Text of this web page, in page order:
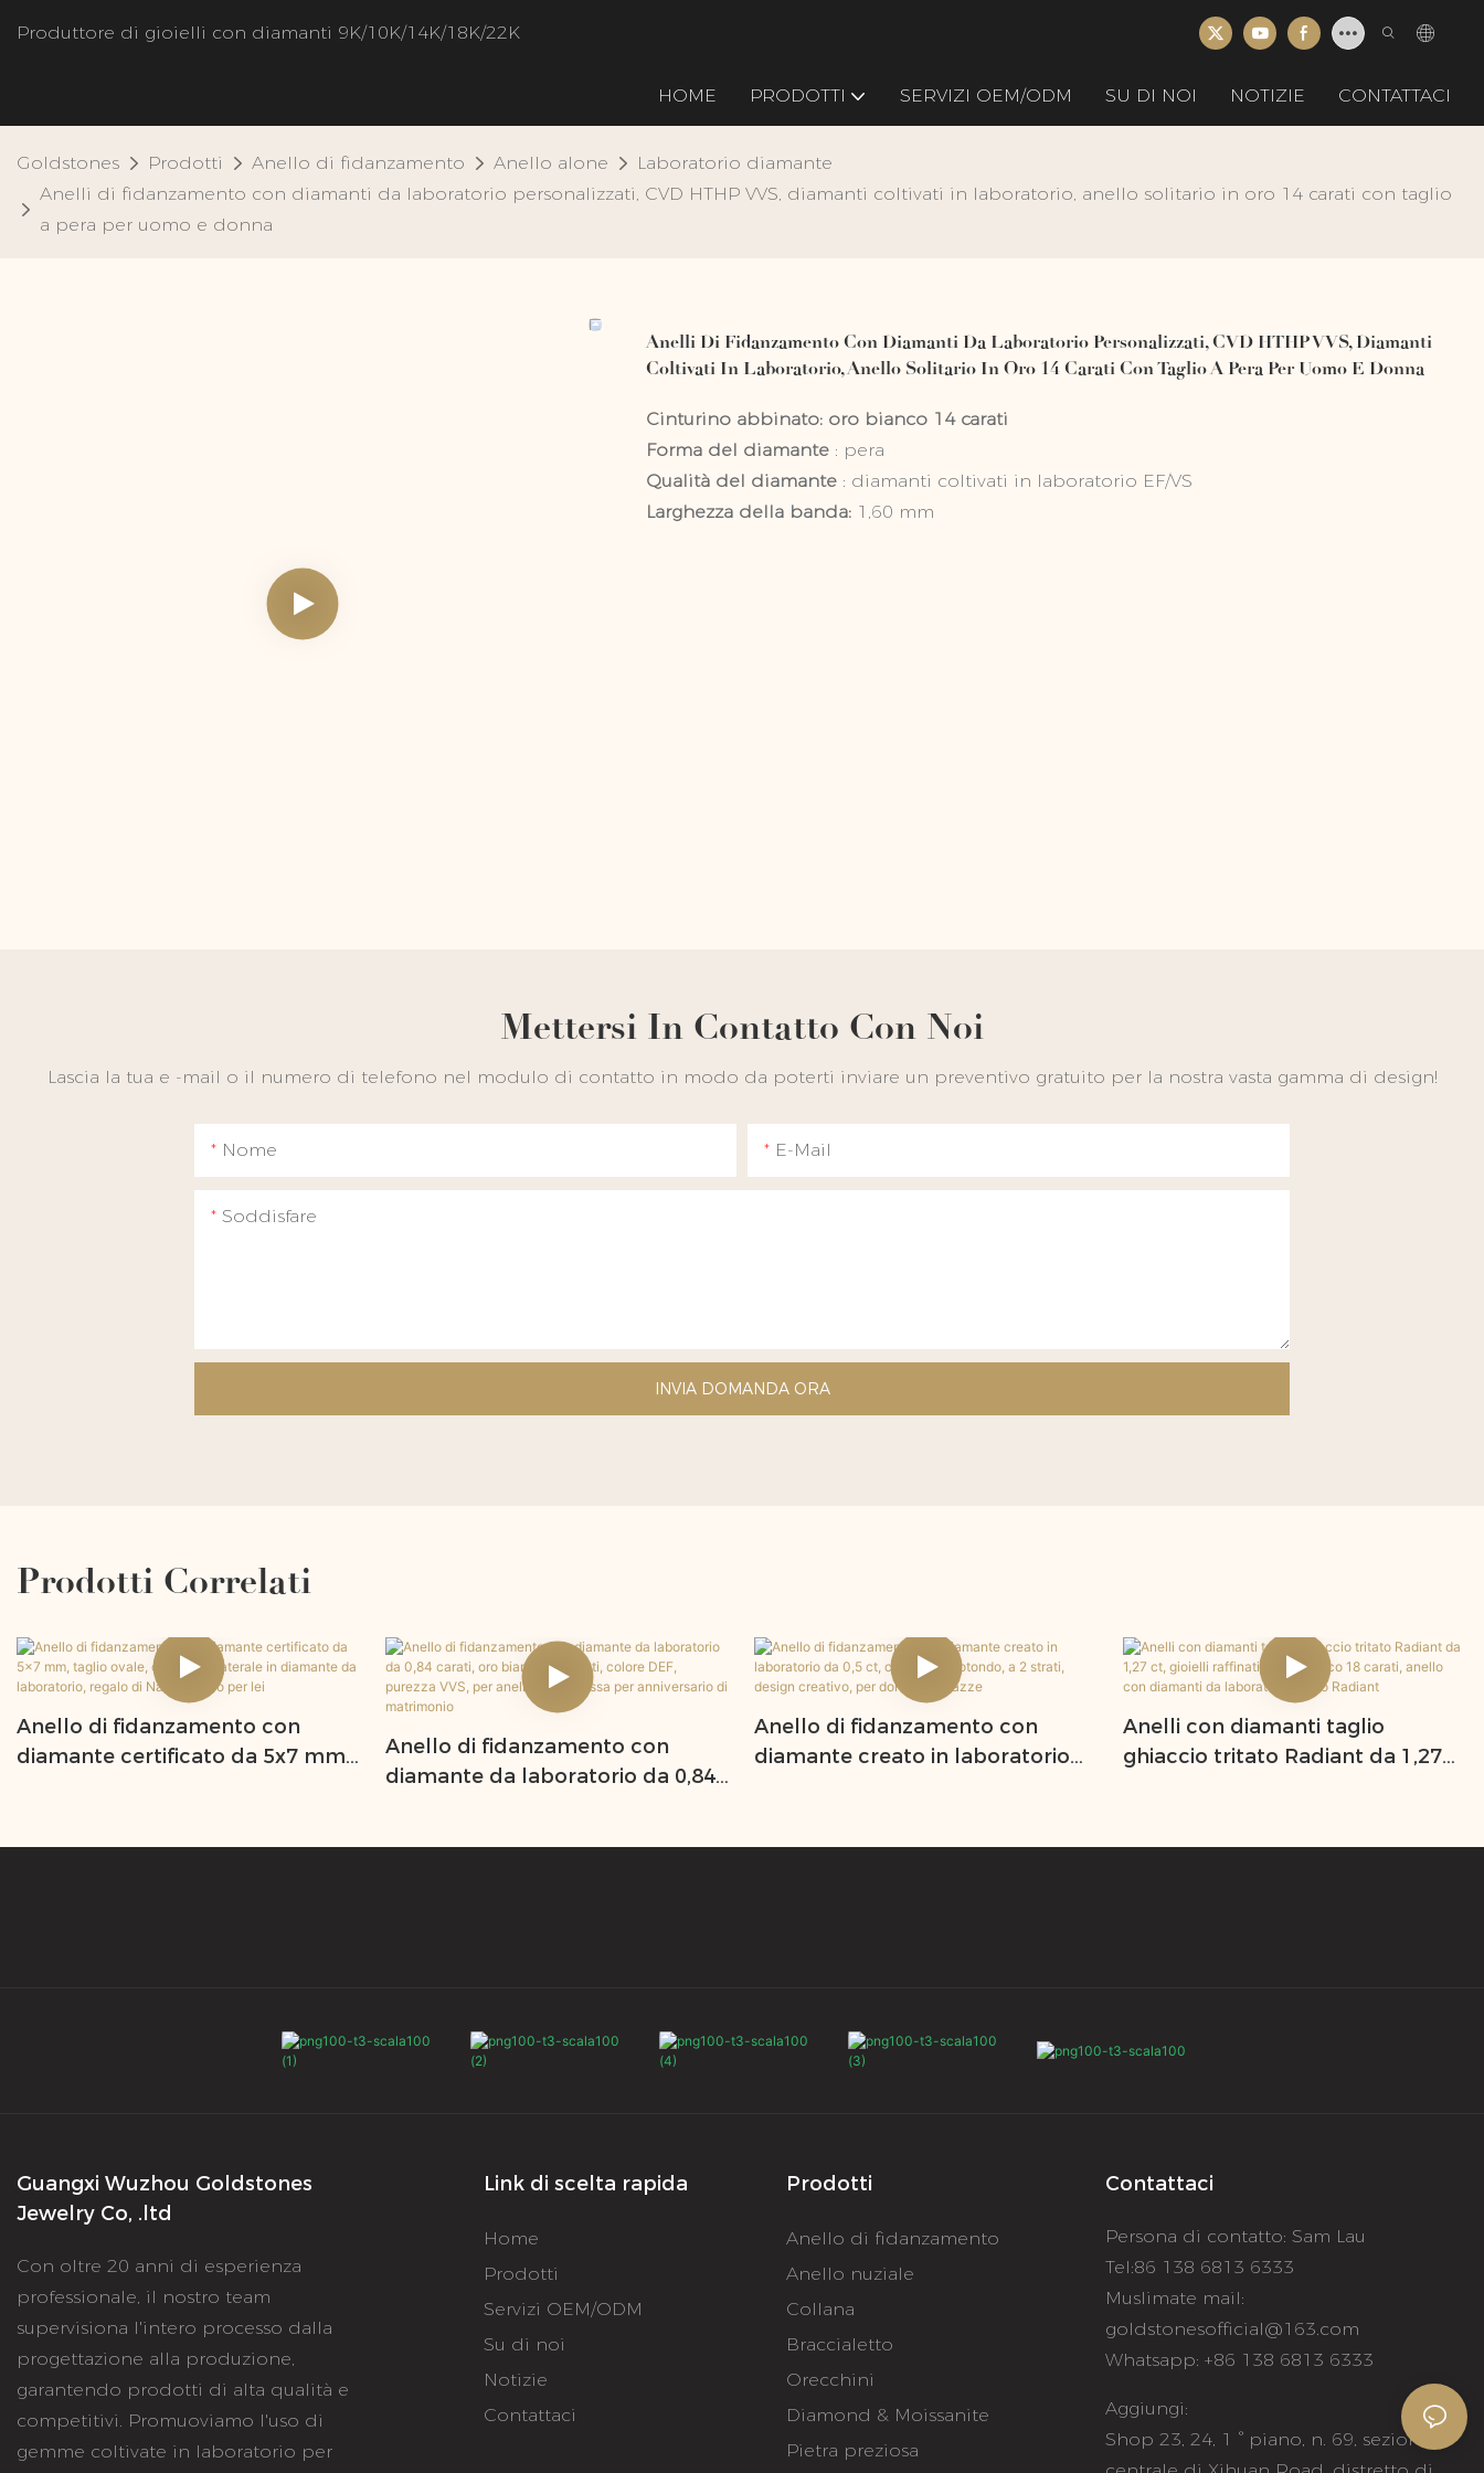
Produttore di gioielli con diamanti 9K/10K/14K/18K/22K
HOME PRODOTTI SERVIZI OEM/ODM SU DI NOI NOTIZIE CONTATTACI
Goldstones Prodotti Anello di fidanzamento Anello alone
Laboratorio diamante
Anelli di fidanzamento con diamanti da laboratorio personalizzati, CVD HTHP VVS, diamanti coltivati ​​in laboratorio, anello solitario in oro 14 carati con taglio
a pera per uomo e donna
Anelli Di Fidanzamento Con Diamanti Da Laboratorio Personalizzati, CVD HTHP VVS, Diamanti
Coltivati ​​in Laboratorio, Anello Solitario In Oro 14 Carati Con Taglio A Pera Per Uomo E Donna
Cinturino abbinato: oro bianco 14 carati
Forma del diamante : pera
Qualità del diamante : diamanti coltivati ​​in laboratorio EF/VS
Larghezza della banda: 1,60 mm
Mettersi In Contatto Con Noi
Lascia la tua e -mail o il numero di telefono nel modulo di contatto in modo da poterti inviare un preventivo gratuito per la nostra vasta gamma di design!
Nome E-Mail
Soddisfare
INVIA DOMANDA ORA
Prodotti Correlati
Anello di fidanzamento con
diamante certificato da 5x7 mm,
di Natale unico per lei
Anello di fidanzamento con
diamante da laboratorio da 0,84
Anello di fidanzamento con
diamante creato in laboratorio
e ragazze
Anelli con diamanti taglio
ghiaccio tritato Radiant da 1,27
laboratorio taglio Radiant
Guangxi Wuzhou Goldstones
Jewelry Co, .ltd
Con oltre 20 anni di esperienza
professionale, il nostro team
supervisiona l'intero processo dalla
progettazione alla produzione,
garantendo prodotti di alta qualità e
competitivi. Promuoviamo l'uso di
gemme coltivate in laboratorio per
Link di scelta rapida
Home
Prodotti
Servizi OEM/ODM
Su di noi
Notizie
Contattaci
Prodotti
Anello di fidanzamento
Anello nuziale
Collana
Braccialetto
Orecchini
Diamond & Moissanite
Pietra preziosa
Contattaci
Persona di contatto: Sam Lau
Tel:86 138 6813 6333
Muslimate mail:
goldstonesofficial@163.com
Whatsapp: +86 138 6813 6333
Aggiungi:
Shop 23, 24, 1 ° piano, n. 69, sezione